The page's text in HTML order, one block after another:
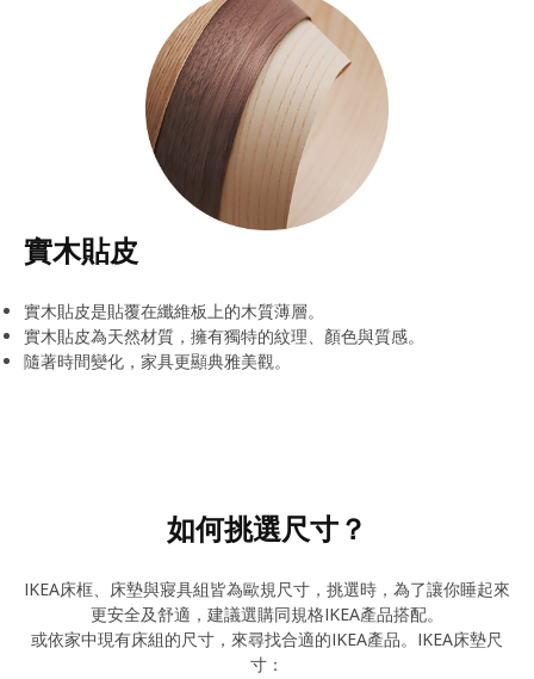
實木貼皮
實木貼皮是貼覆在纖維板上的木質薄層。
實木貼皮為天然材質，擁有獨特的紋理、顏色與質感。
隨著時間變化，家具更顯典雅美觀。
如何挑選尺寸？
IKEA床框、床墊與寢具組皆為歐規尺寸，挑選時，為了讓你睡起來
更安全及舒適，建議選購同規格IKEA產品搭配。
或依家中現有床組的尺寸，來尋找合適的IKEA產品。IKEA床墊尺
寸：